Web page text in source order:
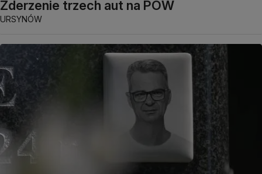
Zderzenie trzech aut na POW
URSYNÓW